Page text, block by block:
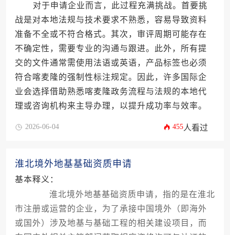
对于申请企业而言，此过程充满挑战。首要挑
战是对本地法规与技术要求不熟悉，容易导致资料
准备不全或不符合格式。其次，审评周期可能存在
不确定性，需要专业的沟通与跟进。此外，所有提
交的文件通常需使用法语或英语，产品标签也必须
符合喀麦隆的强制性标注规定。因此，许多国际企
业会选择借助熟悉喀麦隆政务流程与法规的本地代
理或咨询机构来主导办理，以提升成功率与效率。
2026-06-04 455人看过
淮北境外地基基础资质申请
基本释义：
淮北境外地基基础资质申请，指的是在淮北
市注册或运营的企业，为了承接中国境外（即海外
或国外）涉及地基与基础工程的相关建设项目，而